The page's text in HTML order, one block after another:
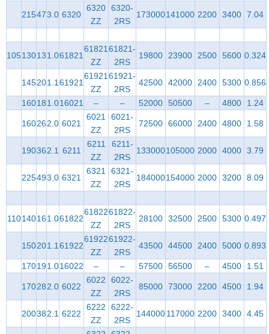
215473.0 6320
6320
ZZ
6320-
2RS
173000141000 2200 3400 7.04
105130131.061821
61821
ZZ
61821-
2RS
19800 23900 2500 5600 0.324
145201.161921
61921
ZZ
61921-
2RS
42500 42000 2400 5300 0.856
160181.016021 – – 52000 50500 – 4800 1.24
160262.0 6021
6021
ZZ
6021-
2RS
72500 66000 2400 4800 1.58
190362.1 6211
6211
ZZ
6211-
2RS
133000105000 2000 4000 3.79
225493.0 6321
6321
ZZ
6321-
2RS
184000154000 2000 3200 8.09
110140161.061822
61822
ZZ
61822-
2RS
28100 32500 2500 5300 0.497
150201.161922
61922
ZZ
61922-
2RS
43500 44500 2400 5000 0.893
170191.016022 – – 57500 56500 – 4500 1.51
170282.0 6022
6022
ZZ
6022-
2RS
85000 73000 2200 4500 1.94
200382.1 6222
6222
ZZ
6222-
2RS
144000117000 2200 3400 4.45